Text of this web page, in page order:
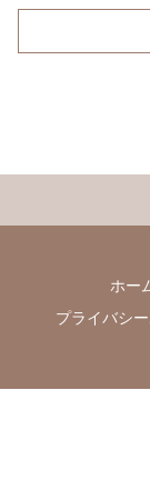
ホー
プライバシ